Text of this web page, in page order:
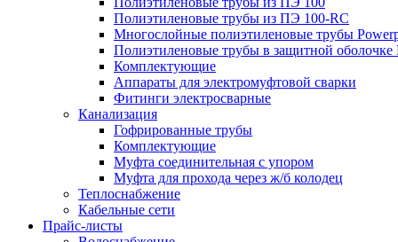
Полиэтиленовые трубы из ПЭ 100-RC
Многослойные полиэтиленовые трубы
Полиэтиленовые трубы в защитной оболочке
Комплектующие
Аппараты для электромуфтовой сварки
Фитинги электросварные
Канализация
Гофрированные трубы
Комплектующие
Муфта соединительная с упором
Муфта для прохода через ж/б колодец
Теплоснабжение
Кабельные сети
Прайс-листы